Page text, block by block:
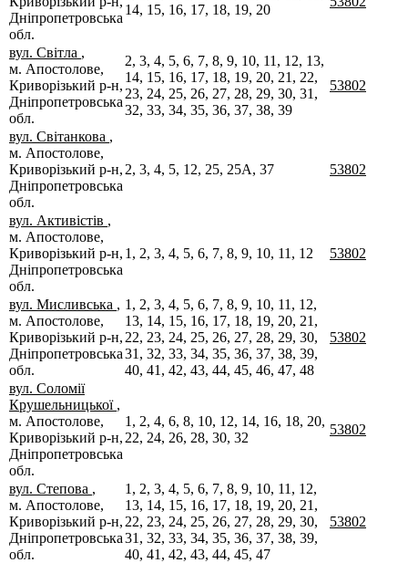
Дніпропетровська
обл.
14, 15, 16, 17, 18, 19, 20
вул. Світла ,
м. Апостолове,
Криворізький р-н,
Дніпропетровська
обл.
2, 3, 4, 5, 6, 7, 8, 9, 10, 11, 12, 13,
14, 15, 16, 17, 18, 19, 20, 21, 22,
23, 24, 25, 26, 27, 28, 29, 30, 31,
32, 33, 34, 35, 36, 37, 38, 39
53802
вул. Світанкова ,
м. Апостолове,
Криворізький р-н,
Дніпропетровська
обл.
2, 3, 4, 5, 12, 25, 25А, 37 53802
вул. Активістів ,
м. Апостолове,
Криворізький р-н,
Дніпропетровська
обл.
1, 2, 3, 4, 5, 6, 7, 8, 9, 10, 11, 12 53802
вул. Мисливська ,
м. Апостолове,
Криворізький р-н,
Дніпропетровська
обл.
1, 2, 3, 4, 5, 6, 7, 8, 9, 10, 11, 12,
13, 14, 15, 16, 17, 18, 19, 20, 21,
22, 23, 24, 25, 26, 27, 28, 29, 30,
31, 32, 33, 34, 35, 36, 37, 38, 39,
40, 41, 42, 43, 44, 45, 46, 47, 48
53802
вул. Соломії
Крушельницької ,
м. Апостолове,
Криворізький р-н,
Дніпропетровська
обл.
1, 2, 4, 6, 8, 10, 12, 14, 16, 18, 20,
22, 24, 26, 28, 30, 32
53802
вул. Степова ,
м. Апостолове,
Криворізький р-н,
Дніпропетровська
обл.
1, 2, 3, 4, 5, 6, 7, 8, 9, 10, 11, 12,
13, 14, 15, 16, 17, 18, 19, 20, 21,
22, 23, 24, 25, 26, 27, 28, 29, 30,
31, 32, 33, 34, 35, 36, 37, 38, 39,
40, 41, 42, 43, 44, 45, 47
53802